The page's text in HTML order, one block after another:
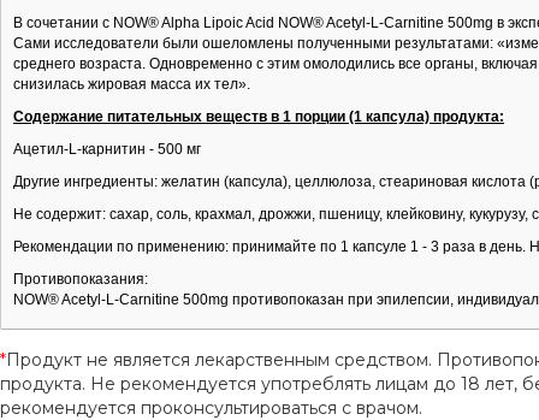
В сочетании с NOW® Alpha Lipoic Acid NOW® Acetyl-L-Carnitine 500mg в
Сами исследователи были ошеломлены полученными результатами:
среднего возраста. Одновременно с этим омолодились все органы,
снизилась жировая масса их тел».
Содержание питательных веществ в 1 порции (1 капсула) продукта:
Ацетил-L-карнитин - 500 мг
Другие ингредиенты: желатин (капсула), целлюлоза, стеариновая кислота
Не содержит: сахар, соль, крахмал, дрожжи, пшеницу, клейковину,
Рекомендации по применению: принимайте по 1 капсуле 1 - 3 раза в день.
Противопоказания:
NOW® Acetyl-L-Carnitine 500mg противопоказан при эпилепсии,
*Продукт не является лекарственным средством.
продукта. Не рекомендуется употреблять лицам до 18
рекомендуется проконсультироваться с врачом.